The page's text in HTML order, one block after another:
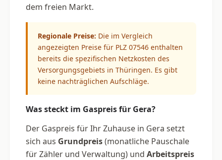
dem freien Markt.
Regionale Preise: Die im Vergleich
angezeigten Preise für PLZ 07546 enthalten
bereits die spezifischen Netzkosten des
Versorgungsgebiets in Thüringen. Es gibt
keine nachträglichen Aufschläge.
Was steckt im Gaspreis für Gera?
Der Gaspreis für Ihr Zuhause in Gera setzt
sich aus Grundpreis(monatliche Pauschale
für Zähler und Verwaltung) und Arbeitspreis